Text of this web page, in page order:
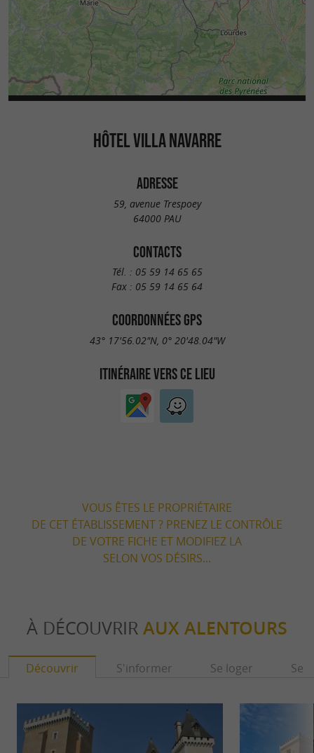
HÔTEL VILLA NAVARRE
ADRESSE
59, avenue Trespoey
64000 PAU
CONTACTS
Tél. : 05 59 14 65 65
Fax : 05 59 14 65 64
COORDONNÉES GPS
43° 17'56.02"N, 0° 20'48.04"W
ITINÉRAIRE VERS CE LIEU
VOUS ÊTES LE PROPRIÉTAIRE
DE CET ÉTABLISSEMENT ? PRENEZ LE CONTRÔLE
DE VOTRE FICHE ET MODIFIEZ LA
SELON VOS DÉSIRS...
À DÉCOUVRIR AUX ALENTOURS
Découvrir S'informer Se loger Se